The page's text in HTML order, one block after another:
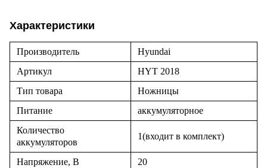
Характеристики
Производитель
Hyundai
Артикул
HYT 2018
Тип товара
Ножницы
Питание
аккумуляторное
Количество
аккумуляторов
1(входит в комплект)
Напряжение, В
20